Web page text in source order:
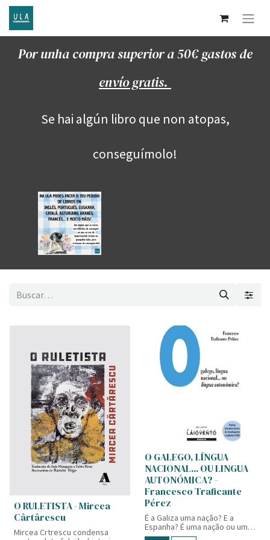
Por unha compra superior a 50€ gastos de
envío gratis.
Se hai algún libro que non atopas,
conseguímolo!
O RULETISTA - Mircea
Cârtârescu
Mircea Crtrescu condensa
O GALEGO, LÍNGUA
NACIONAL... OU LINGUA
AUTONÓMICA? -
Francesco Traficante
Pérez
É a Galiza uma nação? E a
Espanha? É uma nação ou um
estado? Por que a língua